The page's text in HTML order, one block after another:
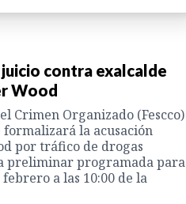
contra exalcalde
Wood
Crimen Organizado (Fescco)
la acusación
por tráfico de drogas
preliminar programada para
a las 10:00 de la